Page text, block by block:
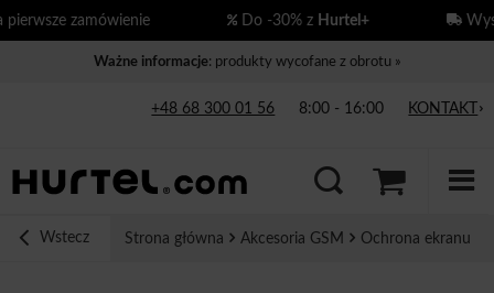
zamówienie Do -30% zHurtel+
Ważne informacje: produkty wycofane z obrotu »
+48 68 300 01 56 8:00 - 16:00 KONTAKT
Wstecz Strona główna Akcesoria GSM Ochrona ekranu